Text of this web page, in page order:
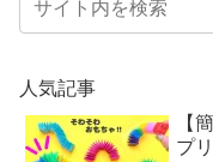
人気記事
【
プ